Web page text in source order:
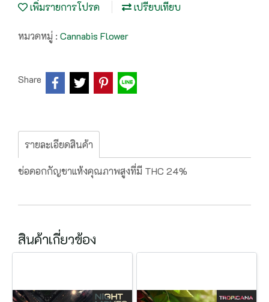
เพิ่มรายการโปรด เปรียบเทียบ
หมวดหมู่ : Cannabis Flower
Share
รายละเอียดสินค้า
ช่อดอกกัญชาแห้งคุณภาพสูงที่มี THC 24%
สินค้าเกี่ยวข้อง